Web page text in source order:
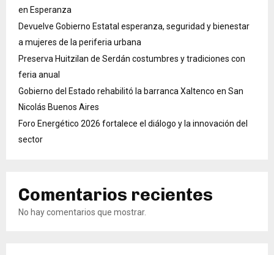
en Esperanza
Devuelve Gobierno Estatal esperanza, seguridad y bienestar
a mujeres de la periferia urbana
Preserva Huitzilan de Serdán costumbres y tradiciones con
feria anual
Gobierno del Estado rehabilitó la barranca Xaltenco en San
Nicolás Buenos Aires
Foro Energético 2026 fortalece el diálogo y la innovación del
sector
Comentarios recientes
No hay comentarios que mostrar.